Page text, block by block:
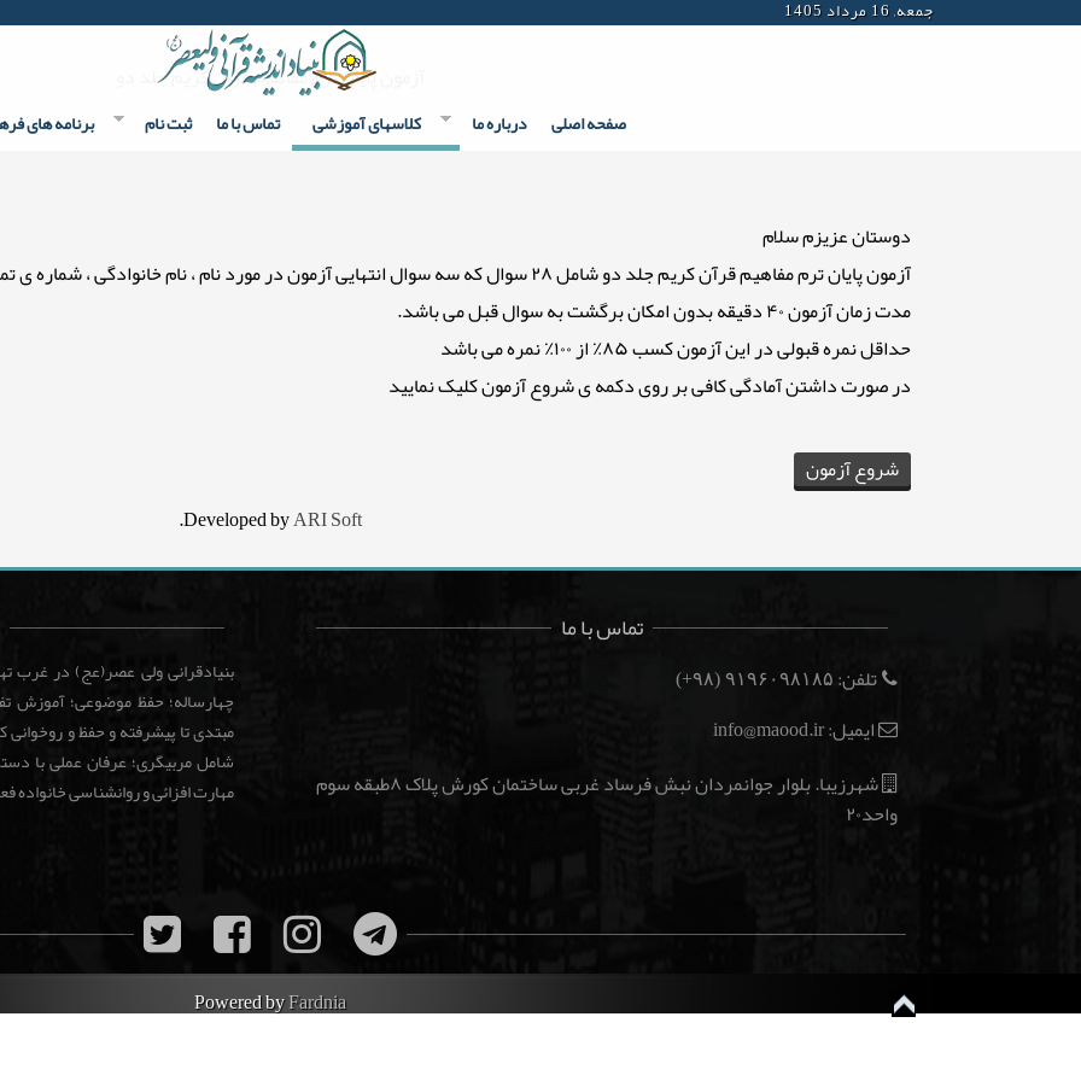
جمعه, 16 مرداد 1405
صفحه اصلی درباره ما کلاسهای آموزشی تماس با ما ثبت نام برنامه های
آزمون پایان ترم مفاهیم قرآن کریم جلد دو
دوستان عزیزم سلام
آزمون پایان ترم مفاهیم قرآن کریم جلد دو شامل ۲۸ سوال که سه سوال انتهایی آزمون در مورد نام ، نام خانوادگی ، شماره ی تماس و کدملی می باشد
مدت زمان آزمون ۴۰ دقیقه بدون امکان برگشت به سوال قبل می باشد.
حداقل نمره قبولی در این آزمون کسب ۸۵٪ از ۱۰۰٪ نمره می باشد
در صورت داشتن آمادگی کافی بر روی دکمه ی شروع آزمون کلیک نمایید
Developed byARI Soft
.
تماس با ما
تلفن: ۹۱۹۶۰۹۸۱۸۵ (۹۸+)
ایمیل: info@maood.ir
شهرزیبا. بلوار جوانمردان نبش فرساد غربی ساختمان کورش پلاک ۸طبقه سوم
واحد۲۰
بنیادقرانی ولی عصر(عج) در غرب
چهارساله؛ حفظ موضوعی؛ آموزش
مبتدی تا پیشرفته و حفظ و
شامل مربیگری؛ عرفان عملی با
مهارت افزائی و روانشناسی خانواده
Powered byFardnia